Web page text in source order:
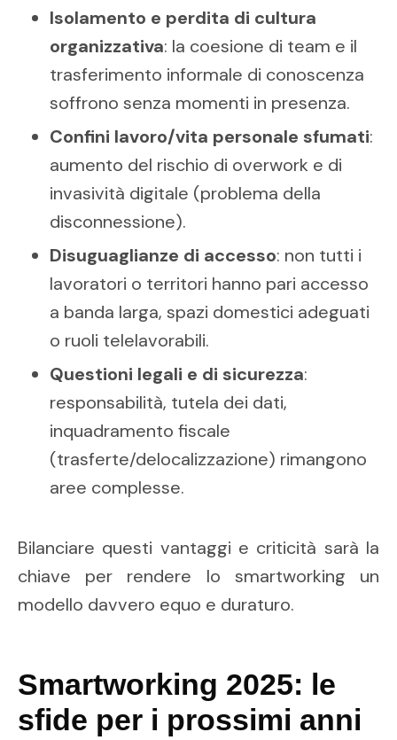
Isolamento e perdita di cultura
organizzativa: la coesione di team e il
trasferimento informale di conoscenza
soffrono senza momenti in presenza.
Confini lavoro/vita personale sfumati:
aumento del rischio di overwork e di
invasività digitale (problema della
disconnessione).
Disuguaglianze di accesso: non tutti i
lavoratori o territori hanno pari accesso
a banda larga, spazi domestici adeguati
o ruoli telelavorabili.
Questioni legali e di sicurezza:
responsabilità, tutela dei dati,
inquadramento fiscale
(trasferte/delocalizzazione) rimangono
aree complesse.
Bilanciare questi vantaggi e criticità sarà la
chiave per rendere lo smartworking un
modello davvero equo e duraturo.
Smartworking 2025: le
sfide per i prossimi anni